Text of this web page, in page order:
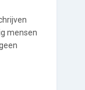
mensen